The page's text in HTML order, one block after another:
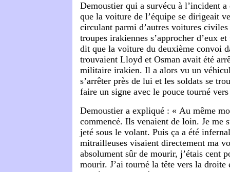
Demoustier qui a survécu à l’incident a
que la voiture de l’équipe se dirigeait
circulant parmi d’autres voitures
troupes irakiennes s’approcher d’eux
dit que la voiture du deuxième convoi
trouvaient Lloyd et Osman avait été
militaire irakien. Il a alors vu un
s’arrêter près de lui et les soldats se
faire un signe avec le pouce tourné
Demoustier a expliqué : « Au même
commencé. Ils venaient de loin. Je me
jeté sous le volant. Puis ça a été
mitrailleuses visaient directement ma
absolument sûr de mourir, j’étais cent
mourir. J’ai tourné la tête vers la droite